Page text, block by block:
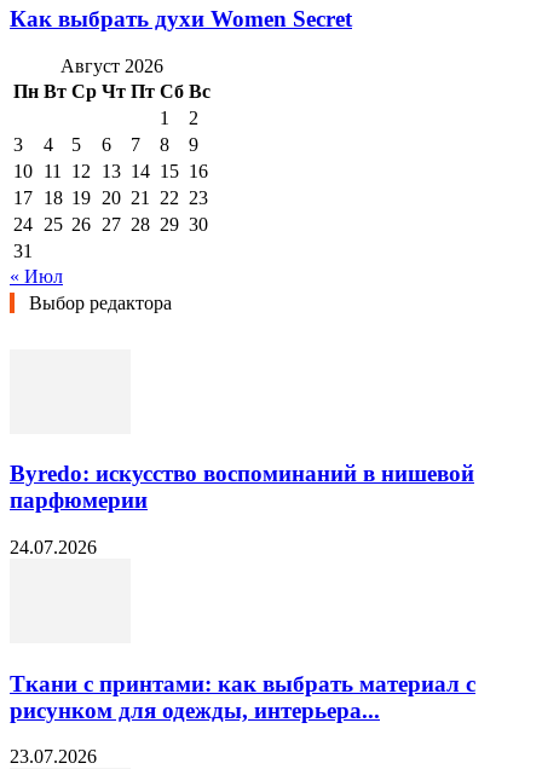
Как выбрать духи Women Secret
Август 2026
Пн Вт Ср Чт Пт Сб Вс
1
2
3
4 5 6 7 8
9
10 11 12 13 14 15 16
17 18 19 20 21 22 23
24 25 26 27 28 29 30
31
« Июл
Выбор редактора
Byredo: искусство воспоминаний в нишевой
парфюмерии
24.07.2026
Ткани с принтами: как выбрать материал с
рисунком для одежды, интерьера...
23.07.2026